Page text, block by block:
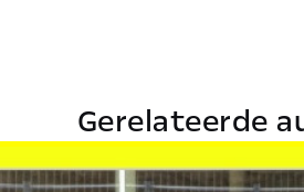
Gerelateerde